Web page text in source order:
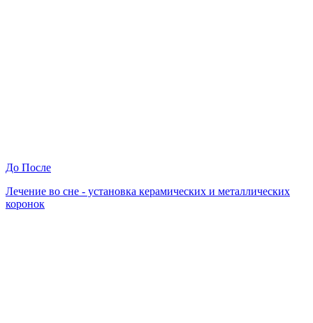
До После
Лечение во сне - установка керамических и металлических
коронок